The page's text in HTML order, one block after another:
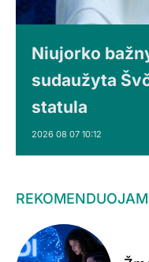
Niujorko
sudaužyta
statula
2026 08 07 10:12